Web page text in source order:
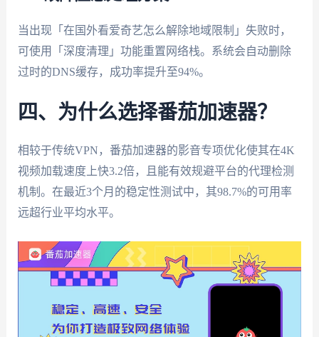
当出现「在国外看爱奇艺怎么解除地域限制」失败时，
可使用「深度清理」功能重置网络栈。系统会自动删除
过时的DNS缓存，成功率提升至94%。
四、为什么选择番茄加速器？
相较于传统VPN，番茄加速器的影音专项优化使其在4K
视频加载速度上快3.2倍，且能有效规避平台的代理检测
机制。在最近3个月的稳定性测试中，其98.7%的可用率
远超行业平均水平。